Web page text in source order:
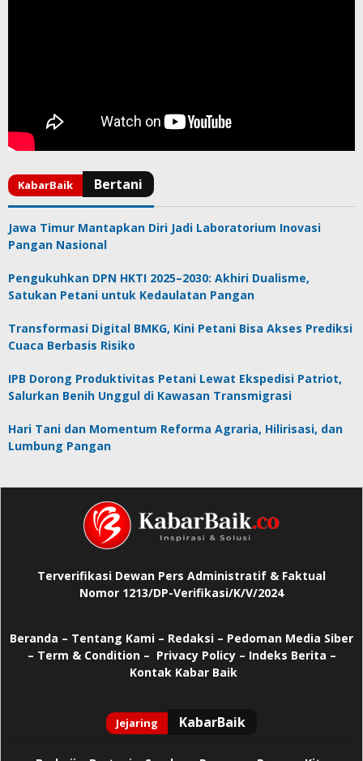
Jawa Timur Mantapkan Diri Jadi Laboratorium Inovasi
Pangan Nasional
Pengukuhkan DPN HKTI 2025–2030: Akhiri Dualisme,
Satukan Petani untuk Kedaulatan Pangan
Transformasi Digital BMKG, Kini Petani Bisa Akses Prediksi
Cuaca Berbasis Risiko
IPB Dorong Produktivitas Petani Lewat Ekspedisi Patriot,
Salurkan Benih Unggul di Kawasan Transmigrasi
Hari Tani dan Momentum Reforma Agraria, Hilirisasi, dan
Lumbung Pangan
Terverifikasi Dewan Pers Administratif & Faktual
Nomor 1213/DP-Verifikasi/K/V/2024
Beranda – Tentang Kami – Redaksi – Pedoman Media Siber
– Term & Condition – Privacy Policy– Indeks Berita –
Kontak Kabar Baik